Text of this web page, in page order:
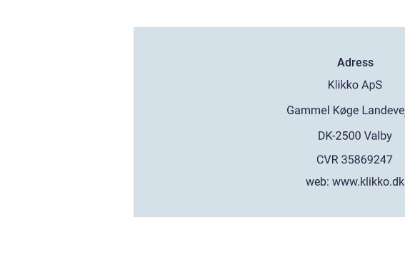
Adress
web:www.klikko.dk